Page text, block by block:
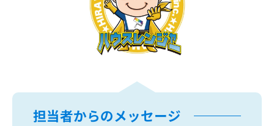
担当者からのメッセージ